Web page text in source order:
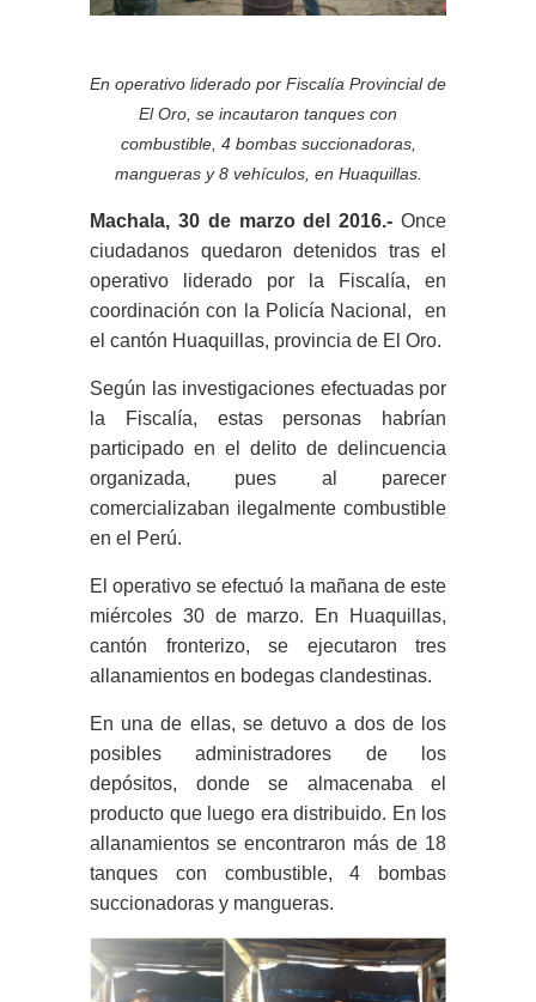
En operativo liderado por Fiscalía Provincial de
El Oro, se incautaron tanques con
combustible, 4 bombas succionadoras,
mangueras y 8 vehículos, en Huaquillas.
Machala, 30 de marzo del 2016.- Once
ciudadanos quedaron detenidos tras el
operativo liderado por la Fiscalía, en
coordinación con la Policía Nacional, en
el cantón Huaquillas, provincia de El Oro.
Según las investigaciones efectuadas por
la Fiscalía, estas personas habrían
participado en el delito de delincuencia
organizada, pues al parecer
comercializaban ilegalmente combustible
en el Perú.
El operativo se efectuó la mañana de este
miércoles 30 de marzo. En Huaquillas,
cantón fronterizo, se ejecutaron tres
allanamientos en bodegas clandestinas.
En una de ellas, se detuvo a dos de los
posibles administradores de los
depósitos, donde se almacenaba el
producto que luego era distribuido. En los
allanamientos se encontraron más de 18
tanques con combustible, 4 bombas
succionadoras y mangueras.